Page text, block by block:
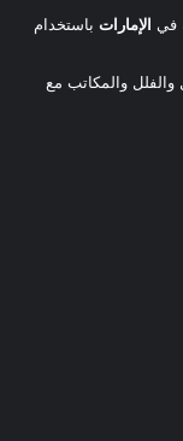
في الإمارات باستخدام
والمكاتب مع